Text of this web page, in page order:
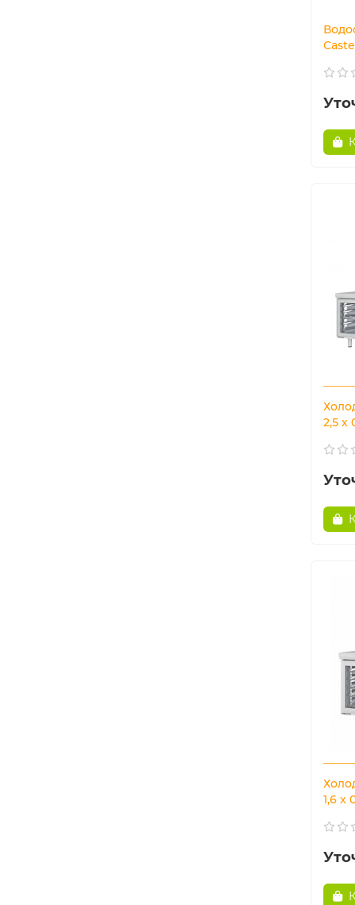
2,5 x
1,6 x